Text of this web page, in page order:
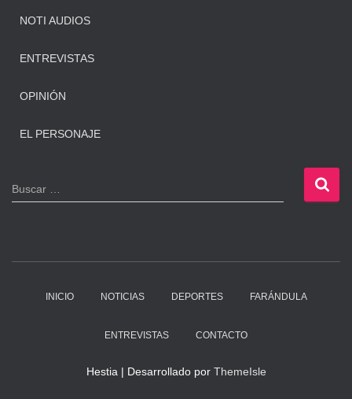
NOTI AUDIOS
ENTREVISTAS
OPINIÓN
EL PERSONAJE
B
u
Buscar …
INICIO NOTICIAS DEPORTES FARÁNDULA
ENTREVISTAS CONTACTO
Hestia | Desarrollado por ThemeIsle